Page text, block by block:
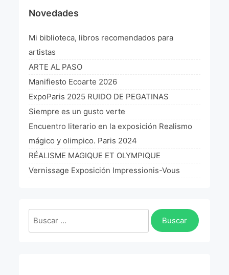
La Formule de l’art París 2020
L’art Latino-américain à Paris 2019
Reflecting Source. NY 2019
«Sincronías con sentido» Bogotá Colombia 2019
«Huellas trashumantes» New York 2018
Commissaire D’exposition
La Fórmula Científica Del Arte
Novedades
Mi biblioteca, libros recomendados para
artistas
ARTE AL PASO
Manifiesto Ecoarte 2026
ExpoParis 2025 RUIDO DE PEGATINAS
Siempre es un gusto verte
Encuentro literario en la exposición Realismo
mágico y olimpico. Paris 2024
RÉALISME MAGIQUE ET OLYMPIQUE
Vernissage Exposición Impressionis-Vous
Buscar: